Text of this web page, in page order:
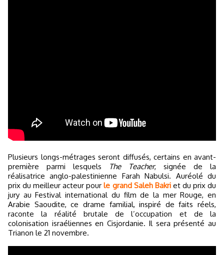
Plusieurs longs-métrages seront diffusés, certains en avant-
première parmi lesquels
The Teacher, signée de la
réalisatrice anglo-palestinienne Farah Nabulsi. Auréolé du
prix du meilleur acteur pourle grand Saleh Bakriet du prix du
jury au Festival international du film de la mer Rouge, en
Arabie Saoudite, ce drame familial, inspiré de faits réels,
raconte la réalité brutale de l’occupation et de la
colonisation israéliennes en Cisjordanie. Il sera présenté au
Trianon le 21 novembre.